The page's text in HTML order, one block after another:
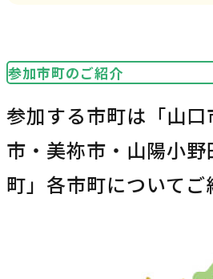
参加市町のご紹介
参加する市町は「山
市・美祢市・山陽小
町」各市町についてご